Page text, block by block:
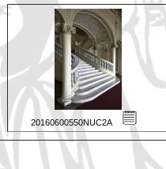
20160600550NUC2A